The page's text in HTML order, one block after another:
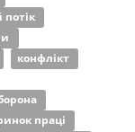
конфлікт
праці